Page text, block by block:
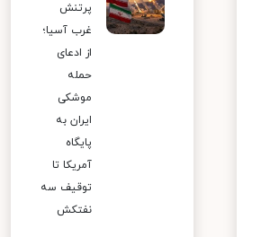
پرتنش
غرب آسیا؛
از ادعای
حمله
موشکی
ایران به
پایگاه
آمریکا تا
توقیف سه
نفتکش